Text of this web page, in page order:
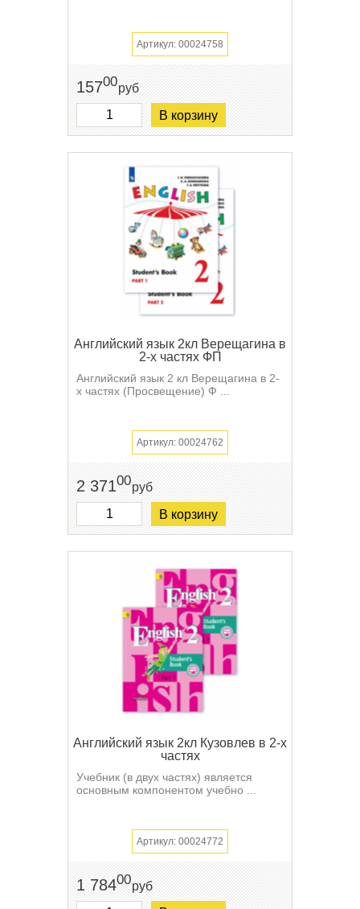
Артикул: 00024758
15700руб
В корзину
Английский язык 2кл Верещагина в
2-х частях ФП
Английский язык 2 кл Верещагина в 2-
х частях (Просвещение) Ф ...
Артикул: 00024762
2 37100руб
В корзину
Английский язык 2кл Кузовлев в 2-х
частях
Учебник (в двух частях) является
основным компонентом учебно ...
Артикул: 00024772
1 78400руб